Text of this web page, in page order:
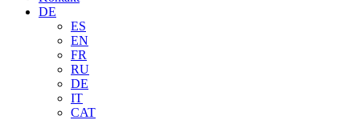
DE
ES
EN
FR
RU
DE
IT
CAT